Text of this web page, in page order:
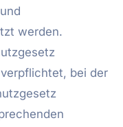
werden.
bei der